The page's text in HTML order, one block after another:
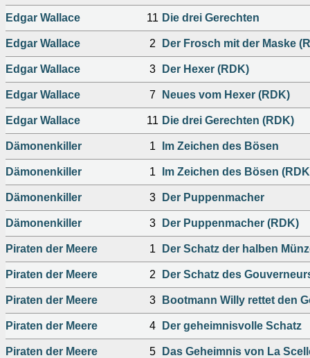
Edgar Wallace 11 Die drei Gerechten
Edgar Wallace 2 Der Frosch mit der Maske
Edgar Wallace 3 Der Hexer (RDK)
Edgar Wallace 7 Neues vom Hexer (RDK)
Edgar Wallace 11 Die drei Gerechten (RDK)
Dämonenkiller 1 Im Zeichen des Bösen
Dämonenkiller 1 Im Zeichen des Bösen
Dämonenkiller 3 Der Puppenmacher
Dämonenkiller 3 Der Puppenmacher (RDK)
Piraten der Meere 1 Der Schatz der halben
Piraten der Meere 2 Der Schatz des
Piraten der Meere 3 Bootmann Willy rettet den
Piraten der Meere 4 Der geheimnisvolle Schatz
Piraten der Meere 5 Das Geheimnis von La